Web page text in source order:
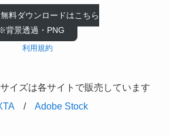
無料ダウンロードはこちら
背景透過・PNG
利用規約
イズは各サイトで販売しています
/ Adobe Stock